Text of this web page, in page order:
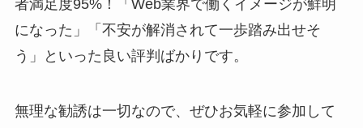
者満足度95%！「Web業界で働くイメージが鮮明
になった」「不安が解消されて一歩踏み出せそ
う」といった良い評判ばかりです。
無理な勧誘は一切なので、ぜひお気軽に参加して